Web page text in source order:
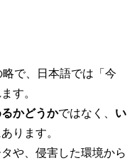
略で、日本語では「今
す。
かどうかではなく、 い
ります。
や、侵害した環境から